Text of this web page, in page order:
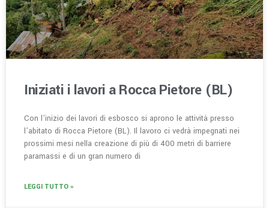
Iniziati i lavori a Rocca Pietore (BL)
Con l’inizio dei lavori di esbosco si aprono le attività presso
l’abitato di Rocca Pietore (BL). Il lavoro ci vedrà impegnati nei
prossimi mesi nella creazione di più di 400 metri di barriere
paramassi e di un gran numero di
LEGGI TUTTO »